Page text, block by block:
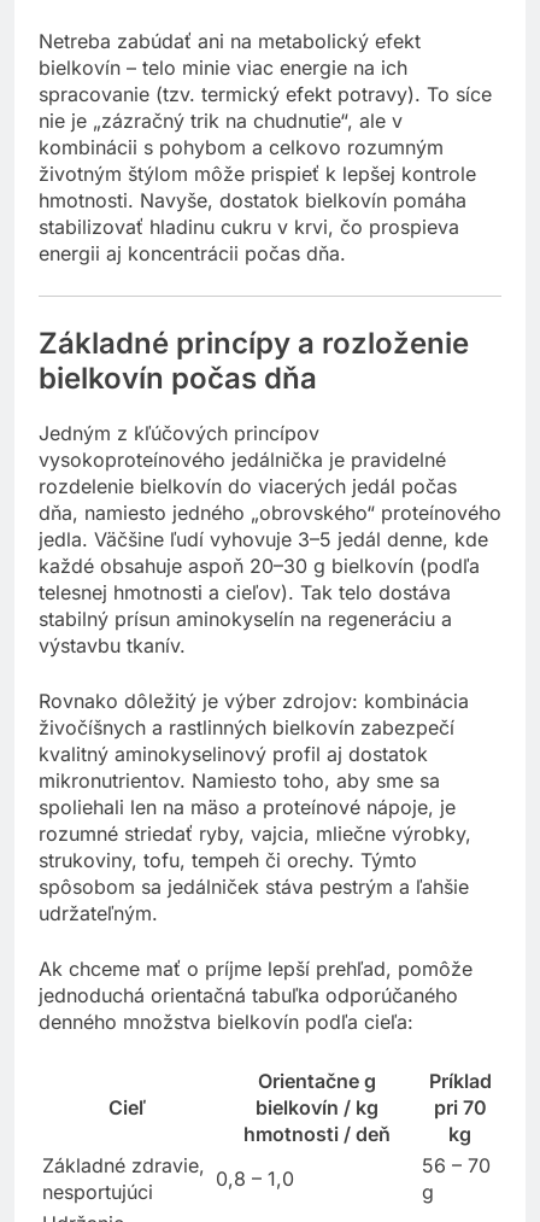
Netreba zabúdať ani na metabolický efekt
bielkovín – telo minie viac energie na ich
spracovanie (tzv. termický efekt potravy). To síce
nie je „zázračný trik na chudnutie“, ale v
kombinácii s pohybom a celkovo rozumným
životným štýlom môže prispieť k lepšej kontrole
hmotnosti. Navyše, dostatok bielkovín pomáha
stabilizovať hladinu cukru v krvi, čo prospieva
energii aj koncentrácii počas dňa.
Základné princípy a rozloženie
bielkovín počas dňa
Jedným z kľúčových princípov
vysokoproteínového jedálnička je pravidelné
rozdelenie bielkovín do viacerých jedál počas
dňa, namiesto jedného „obrovského“ proteínového
jedla. Väčšine ľudí vyhovuje 3–5 jedál denne, kde
každé obsahuje aspoň 20–30 g bielkovín (podľa
telesnej hmotnosti a cieľov). Tak telo dostáva
stabilný prísun aminokyselín na regeneráciu a
výstavbu tkanív.
Rovnako dôležitý je výber zdrojov: kombinácia
živočíšnych a rastlinných bielkovín zabezpečí
kvalitný aminokyselinový profil aj dostatok
mikronutrientov. Namiesto toho, aby sme sa
spoliehali len na mäso a proteínové nápoje, je
rozumné striedať ryby, vajcia, mliečne výrobky,
strukoviny, tofu, tempeh či orechy. Týmto
spôsobom sa jedálniček stáva pestrým a ľahšie
udržateľným.
Ak chceme mať o príjme lepší prehľad, pomôže
jednoduchá orientačná tabuľka odporúčaného
denného množstva bielkovín podľa cieľa:
Cieľ
Orientačne g
bielkovín / kg
hmotnosti / deň
Príklad
pri 70
kg
Základné zdravie,
nesportujúci
0,8 – 1,0
56 – 70
g